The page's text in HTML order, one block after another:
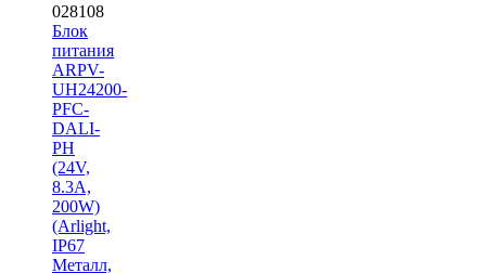
028108
Блок
питания
ARPV-
UH24200-
PFC-
DALI-
PH
(24V,
8.3A,
200W)
(Arlight,
IP67
Металл,